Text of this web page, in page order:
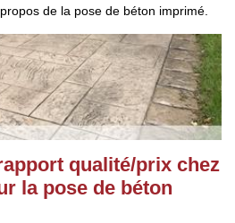
de la pose de béton imprimé.
qualité/prix chez
la pose de béton